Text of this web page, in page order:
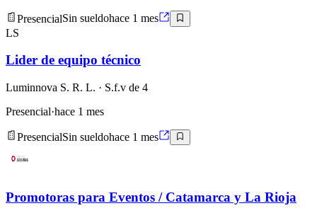
PresencialSin sueldohace 1 mes
LS
Lider de equipo técnico
Luminnova S. R. L. · S.f.v de 4
Presencial·hace 1 mes
PresencialSin sueldohace 1 mes
Promotoras para Eventos / Catamarca y La Rioja